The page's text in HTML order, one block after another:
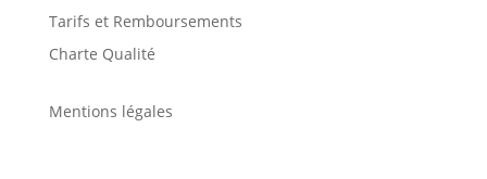
Tarifs et Remboursements
Charte Qualité
Mentions légales